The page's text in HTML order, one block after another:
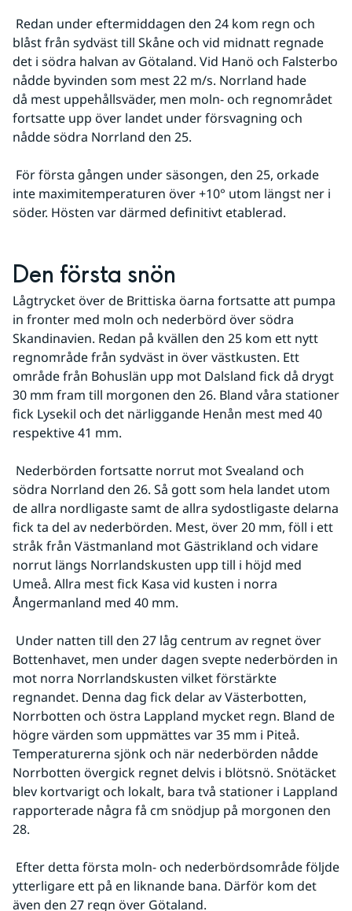
blåst från sydväst till Skåne och vid midnatt regnade
det i södra halvan av Götaland. Vid Hanö och Falsterbo
nådde byvinden som mest 22 m/s. Norrland hade
då mest uppehållsväder, men moln- och regnområdet
fortsatte upp över landet under försvagning och
nådde södra Norrland den 25.
inte maximitemperaturen över +10° utom längst ner i
söder. Hösten var därmed definitivt etablerad.
Den första snön
Lågtrycket över de Brittiska öarna fortsatte att pumpa
in fronter med moln och nederbörd över södra
Skandinavien. Redan på kvällen den 25 kom ett nytt
regnområde från sydväst in över västkusten. Ett
område från Bohuslän upp mot Dalsland fick då drygt
30 mm fram till morgonen den 26. Bland våra stationer
fick Lysekil och det närliggande Henån mest med 40
respektive 41 mm.
södra Norrland den 26. Så gott som hela landet utom
de allra nordligaste samt de allra sydostligaste delarna
fick ta del av nederbörden. Mest, över 20 mm, föll i ett
stråk från Västmanland mot Gästrikland och vidare
norrut längs Norrlandskusten upp till i höjd med
Umeå. Allra mest fick Kasa vid kusten i norra
Ångermanland med 40 mm.
Bottenhavet, men under dagen svepte nederbörden in
mot norra Norrlandskusten vilket förstärkte
regnandet. Denna dag fick delar av Västerbotten,
Norrbotten och östra Lappland mycket regn. Bland de
högre värden som uppmättes var 35 mm i Piteå.
Temperaturerna sjönk och när nederbörden nådde
Norrbotten övergick regnet delvis i blötsnö. Snötäcket
blev kortvarigt och lokalt, bara två stationer i Lappland
rapporterade några få cm snödjup på morgonen den
28.
ytterligare ett på en liknande bana. Därför kom det
även den 27 regn över Götaland.